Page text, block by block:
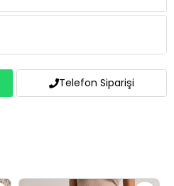
Telefon Siparişi